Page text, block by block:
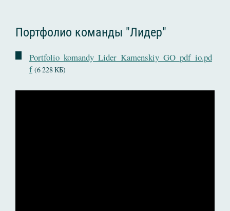
Портфолио команды "Лидер"
Portfolio_komandy_Lider_Kamenskiy_GO_pdf_io.pd
f (6 228 КБ)